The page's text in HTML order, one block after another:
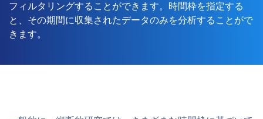
フィルタリングすることができます。時間枠を指定する
と、その期間に収集されたデータのみを分析することがで
きます。